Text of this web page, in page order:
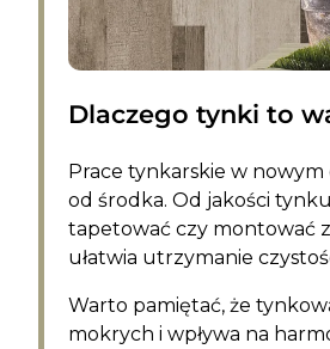
Dlaczego tynki to
Prace tynkarskie w
od środka. Od jakości
tapetować czy montować
ułatwia utrzymanie
Warto pamiętać, że
mokrych i wpływa na